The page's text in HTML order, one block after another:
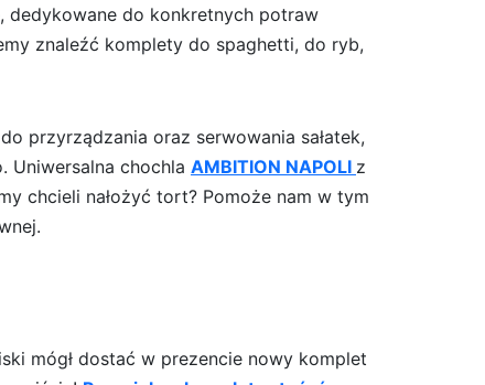
dedykowane do konkretnych potraw
znaleźć komplety do spaghetti, do ryb,
do przyrządzania oraz serwowania sałatek,
Uniwersalna chochla AMBITION NAPOLI z
chcieli nałożyć tort? Pomoże nam w tym
mógł dostać w prezencie nowy komplet